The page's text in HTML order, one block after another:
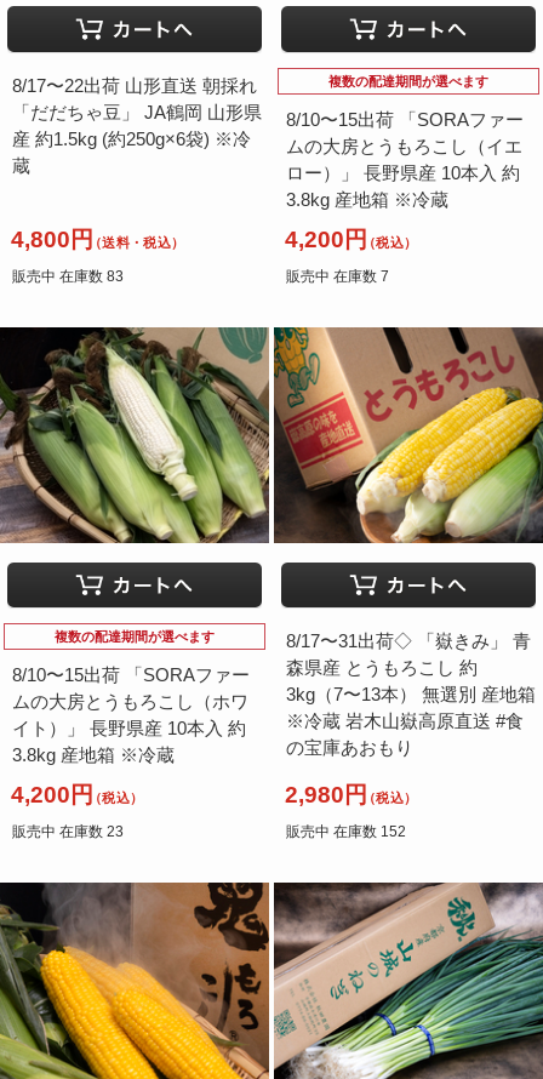
8/17〜22出荷 山形直送 朝採れ
「だだちゃ豆」 JA鶴岡 山形県
産 約1.5kg (約250g×6袋) ※冷
蔵
4,800円（送料・税込）
販売中 在庫数 83
複数の配達期間が選べます
8/10〜15出荷 「SORAファー
ムの大房とうもろこし（イエ
ロー）」 長野県産 10本入 約
3.8kg 産地箱 ※冷蔵
4,200円（税込）
販売中 在庫数 7
複数の配達期間が選べます
8/10〜15出荷 「SORAファー
ムの大房とうもろこし（ホワ
イト）」 長野県産 10本入 約
3.8kg 産地箱 ※冷蔵
4,200円（税込）
販売中 在庫数 23
8/17〜31出荷◇ 「嶽きみ」 青
森県産 とうもろこし 約
3kg（7〜13本） 無選別 産地箱
※冷蔵 岩木山嶽高原直送 #食
の宝庫あおもり
2,980円（税込）
販売中 在庫数 152